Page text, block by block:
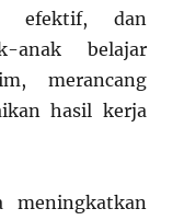
efektif, dan
anak belajar
merancang
hasil kerja
meningkatkan